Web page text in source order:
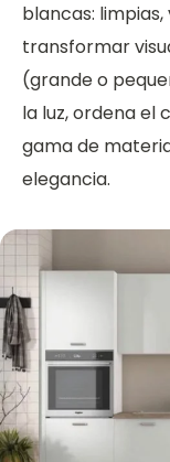
blancas:
transformar
(grande o
la luz, ordena el
gama de
elegancia.